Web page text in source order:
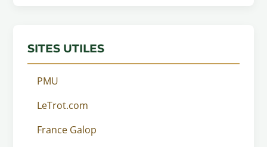
SITES UTILES
PMU
LeTrot.com
France Galop